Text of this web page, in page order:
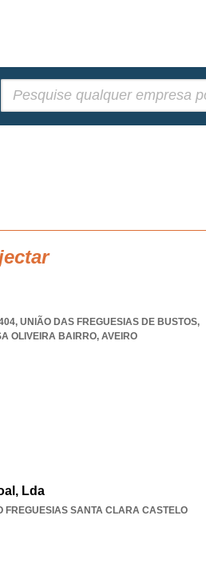
UNIÃO DAS FREGUESIAS DE BUSTOS,
OLIVEIRA BAIRRO, AVEIRO
Lda
FREGUESIAS SANTA CLARA CASTELO